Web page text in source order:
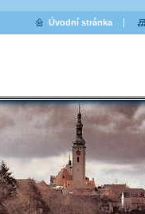
Úvodní stránka